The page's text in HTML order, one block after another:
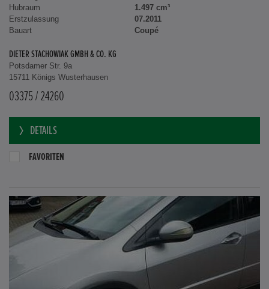
Hubraum
1.497 cm³
Erstzulassung
07.2011
Bauart
Coupé
DIETER STACHOWIAK GMBH & CO. KG
Potsdamer Str. 9a
15711 Königs Wusterhausen
03375 / 24260
DETAILS
FAVORITEN